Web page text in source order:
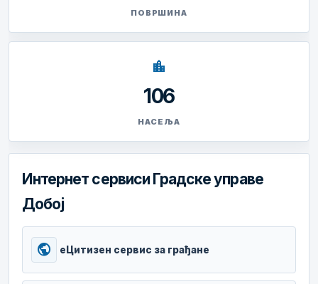
ПОВРШИНА
location_city
106
НАСЕЉА
Интернет сервиси Градске управе
Добој
public еЦитизен сервис за грађане